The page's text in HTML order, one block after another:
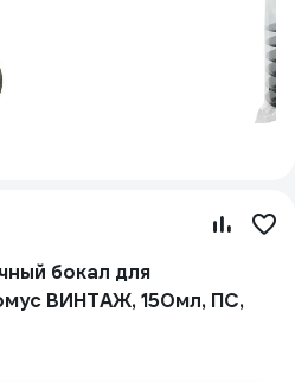
бокал для
ВИНТАЖ, 150мл, ПС,